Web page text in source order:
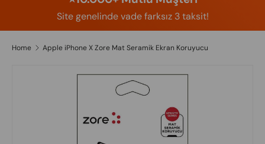
Site genelinde vade farksız 3 taksit!
Home Apple iPhone X Zore Mat Seramik Ekran Koruyucu
Skip to product information
Image 4 is now available in gallery view